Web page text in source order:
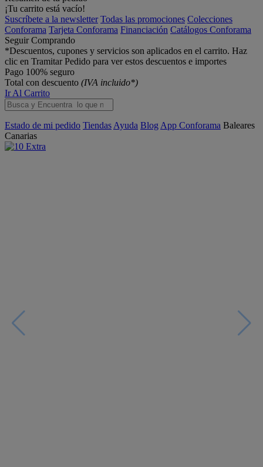
¡Tu carrito está vacío!
Suscríbete a la newsletter Todas las promociones Colecciones
Conforama Tarjeta Conforama Financiación Catálogos Conforama
Seguir Comprando
*Descuentos, cupones y servicios son aplicados en el carrito. Haz
clic en Tramitar Pedido para ver estos descuentos e importes
Pago 100% seguro
Total con descuento (IVA incluido*)
Ir Al Carrito
Estado de mi pedido Tiendas Ayuda Blog App Conforama Baleares
Canarias